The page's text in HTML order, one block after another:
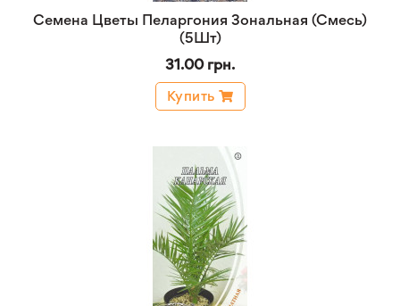
Семена Цветы Пеларгония Зональная (Смесь)
(5Шт)
31.00 грн.
Купить